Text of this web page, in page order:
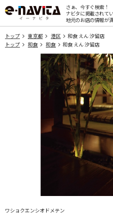
さぁ、今すぐ検索！
ナビタに掲載されて
地元のお店の情報が
トップ 東京都 港区
和食 えん 汐留店
トップ
和食 和食 和食 えん 汐留店
ワショクエンシオドメテン